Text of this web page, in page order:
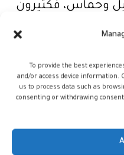
To provide the best
and/or access device information.
us to process data such as
consenting or withdrawing
وحماس، فكثيرون
للرأي، نشره معهد
عن تراجع الشباب
الانتخابية،